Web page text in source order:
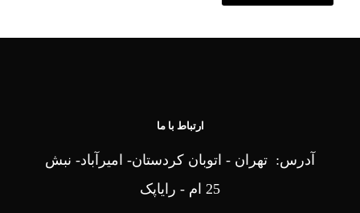
ارتباط با ما
آدرس: تهران - اتوبان کردستان- امیرآباد- نبش
25 ام - رایاپک